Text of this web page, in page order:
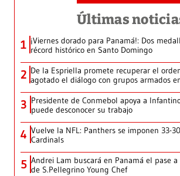
Últimas
1 ¡Viernes dorado para Panamá!: Dos
récord histórico en Santo Domingo
2 De la Espriella promete recuperar el
agotado el diálogo con grupos armados
3 Presidente de Conmebol apoya a
puede desconocer su trabajo
4 Vuelve la NFL: Panthers se imponen 33-
Cardinals
5 Andrei Lam buscará en Panamá el pase
de S.Pellegrino Young Chef